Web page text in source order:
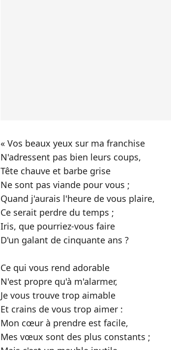
« Vos beaux yeux sur ma franchise
N'adressent pas bien leurs coups,
Tête chauve et barbe grise
Ne sont pas viande pour vous ;
Quand j'aurais l'heure de vous plaire,
Ce serait perdre du temps ;
Iris, que pourriez-vous faire
D'un galant de cinquante ans ?
Ce qui vous rend adorable
N'est propre qu'à m'alarmer,
Je vous trouve trop aimable
Et crains de vous trop aimer :
Mon cœur à prendre est facile,
Mes vœux sont des plus constants ;